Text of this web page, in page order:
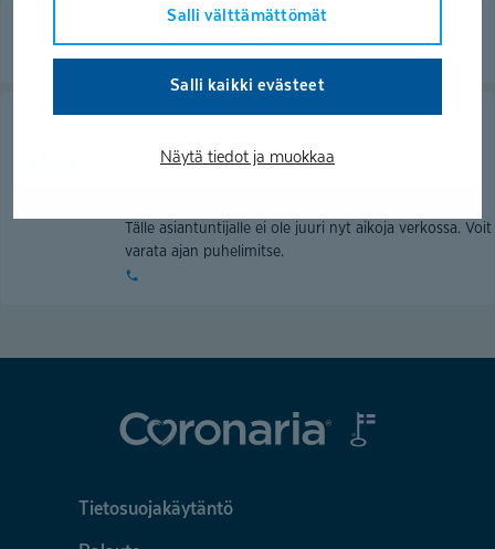
Salli välttämättömät
Salli kaikki evästeet
Näytä tiedot ja muokkaa
Sunnuntai 9.8.2026
Sairaanhoitaja
Tälle asiantuntijalle ei ole juuri nyt aikoja verkossa. Voit
varata ajan puhelimitse.
Tietosuojakäytäntö